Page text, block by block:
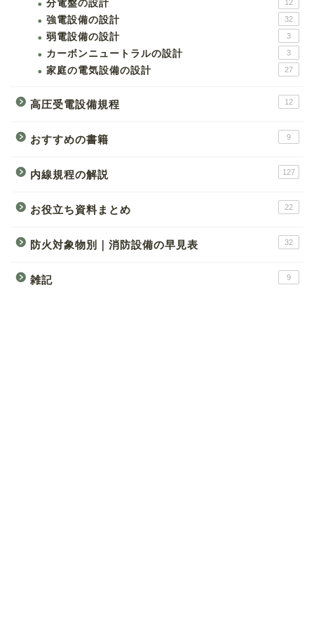
分電盤の設計 12
強電設備の設計 32
弱電設備の設計 3
カーボンニュートラルの設計 3
家庭の電気設備の設計 27
高圧受電設備規程 12
おすすめの書籍 9
内線規程の解説 127
お役立ち資料まとめ 22
防火対象物別｜消防設備の早見表 32
雑記 9